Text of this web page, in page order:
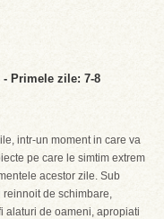
- Primele zile: 7-8
intr-un moment in care va
pe care le simtim extrem
acestor zile. Sub
de schimbare,
alaturi de oameni, apropiati